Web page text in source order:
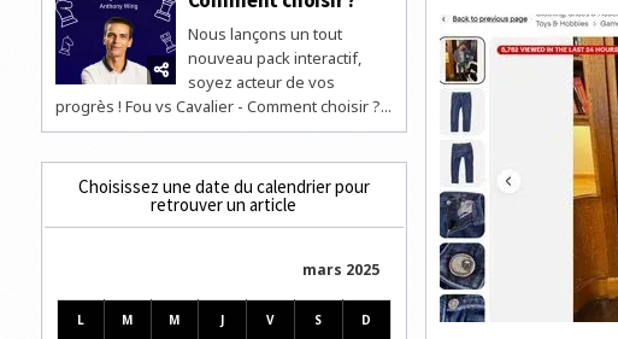
Nous lançons un tout
nouveau pack interactif,
soyez acteur de vos
progrès ! Fou vs Cavalier - Comment choisir ?...
Choisissez une date du calendrier pour
retrouver un article
mars 2025
L M M J V S D